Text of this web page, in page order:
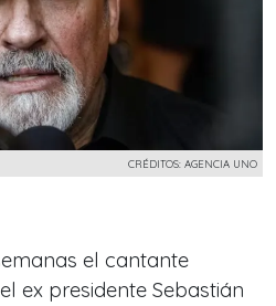
CRÉDITOS: AGENCIA UNO
el cantante
ex presidente Sebastián